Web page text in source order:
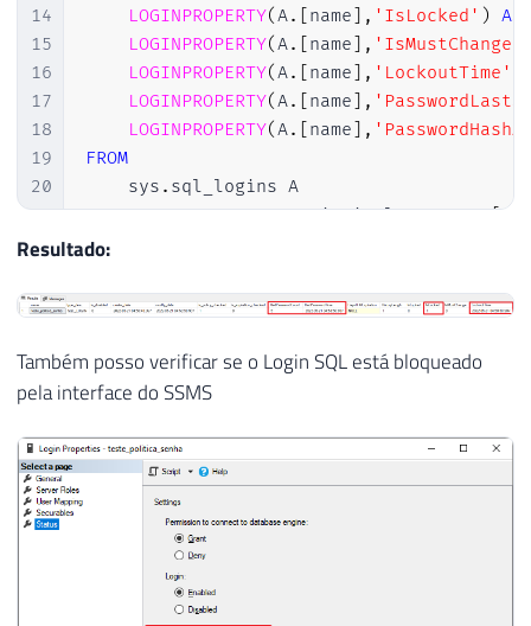
14
15
16
17
18
19
20
21
22
24
LOGINPROPERTY(A. [name] , 'IsLocked' ) AS
LOGINPROPERTY(A. [name] , 'IsMustChange'
LOGINPROPERTY(A. [name] , 'LockoutTime'
LOGINPROPERTY(A. [name] ,
LOGINPROPERTY(A. [name] ,
FROM
    sys
. sql_logins A
JOIN sys.server_principals B ON A.[
WHERE
AND B.is_fixed_role = 0
Resultado:
Também posso verificar se o Login SQL está bloqueado
pela interface do SSMS